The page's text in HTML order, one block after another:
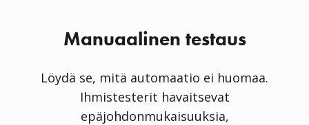
Manuaalinen testaus
Löydä se, mitä automaatio ei huomaa.
Ihmistesterit havaitsevat
epäjohdonmukaisuuksia,